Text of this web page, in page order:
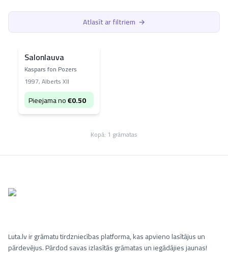
Atlasīt ar filtriem →
Salonlauva
Kaspars fon Pozers
1997,Alberts XII
Pieejama no€0.50
Kopā: 1 grāmatas
Luta.lv ir grāmatu tirdzniecības platforma, kas apvieno lasītājus un
pārdevējus. Pārdod savas izlasītās grāmatas un iegādājies jaunas!